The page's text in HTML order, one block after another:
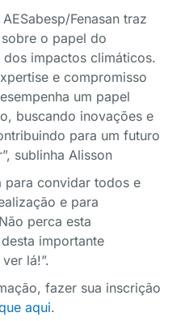
Fenasan traz
o papel do
impactos climáticos.
e compromisso
um papel
buscando inovações e
para um futuro
sublinha Alisson
para convidar todos e
e para
perca esta
importante
lá!”.
fazer sua inscrição
aqui.